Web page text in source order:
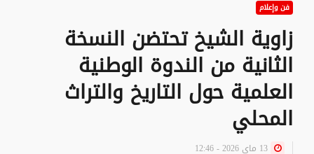
فن وإعلام
زاوية الشيخ تحتضن النسخة
الثانية من الندوة الوطنية
العلمية حول التاريخ والتراث
المحلي